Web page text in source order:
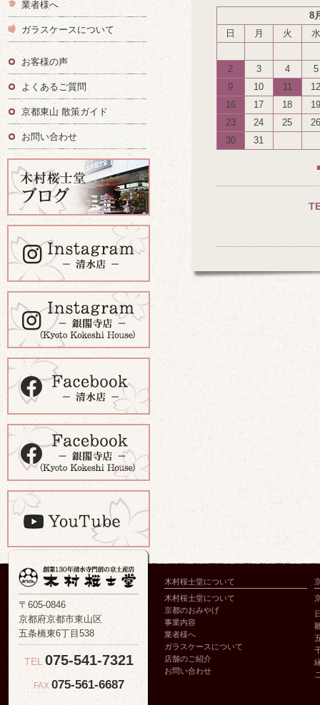
8
日
月 火 水
2 3 4
5
9
10 11
12
16
17 18
19
23
24 25
26
30
31
業者様へ
ガラスケースについて
お客様の声
よくあるご質問
京都東山 散策ガイド
お問い合わせ
〒605-0846
京都府京都市東山区
五条橋東6丁目538
TEL 075-541-7321
FAX 075-561-6687
木村桜士堂について
木村桜士堂について
京都のおみやげ
事業内容
業者様へ
ガラスケースについて
店舗のご紹介
お問い合わせ